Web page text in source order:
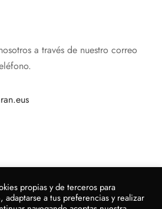
a través de nuestro correo
propias y de terceros para
adaptarse a tus preferencias y realizar